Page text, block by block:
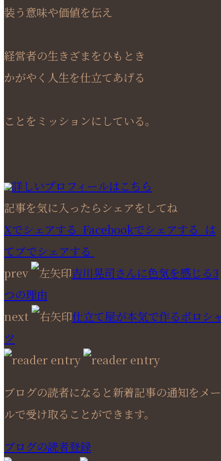
装う意味や価値を伝え
経営者の生きざまをひもとき
かがやく人生を仕立てあげる
ことをミッションにしている。
詳しいプロフィールはこちら
記事を気に入ったらシェアをしてね
Xでシェアする Facebookでシェアする は
てブでシェアする
prev
吉川晃司さんに色気を感じる3
つの理由
next
仕立て屋が本気で作るポロシ
ツ
ブログの読者になると新着記事の通知をメー
ルで受け取ることができます。
ブログの読者登録